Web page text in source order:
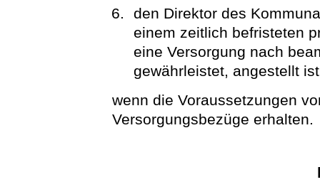
den Direktor des
einem zeitlich befristeten
eine Versorgung nach
gewährleistet, angestellt
wenn die Voraussetzungen
Versorgungsbezüge erhalten.